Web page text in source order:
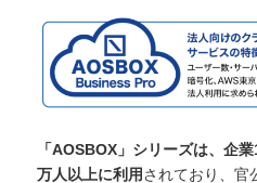
「AOSBOX」シリーズは、企
万人以上に利用されており、官